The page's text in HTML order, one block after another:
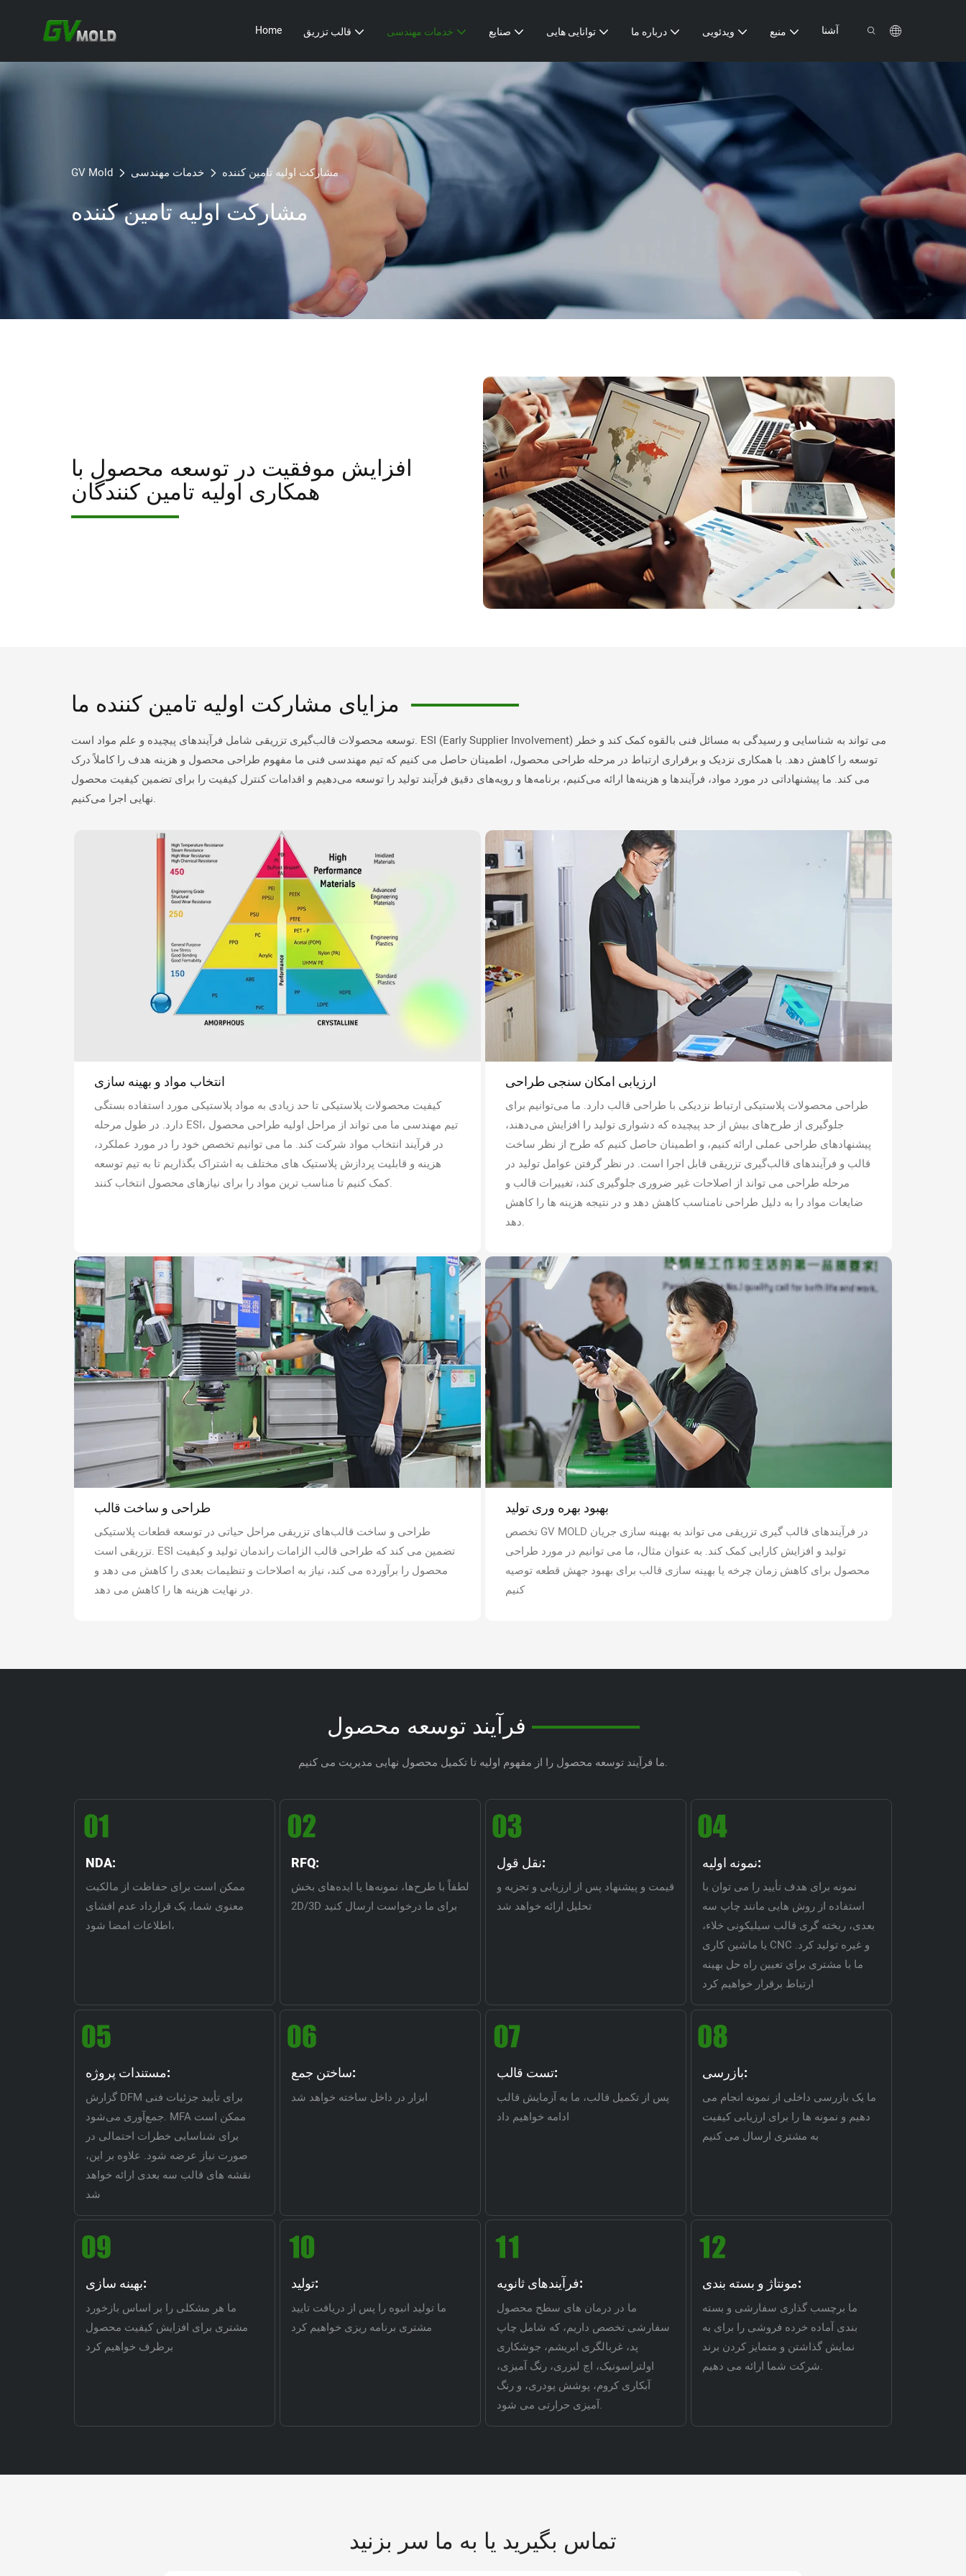
Home قالب تزریق خدمات مهندسی صنایع توانایی هایی درباره ما ویدئویی منبع آشنا
GV Mold خدمات مهندسی مشارکت اولیه تامین کننده
مشارکت اولیه تامین کننده
افزایش موفقیت در توسعه محصول با
همکاری اولیه تامین کنندگان
مزایای مشارکت اولیه تامین کننده ما
توسعه محصولات قالب‌گیری تزریقی شامل فرآیندهای پیچیده و علم مواد است. ESI (Early Supplier Involvement) می تواند به شناسایی و رسیدگی به مسائل فنی بالقوه کمک کند و خطر
توسعه را کاهش دهد. با همکاری نزدیک و برقراری ارتباط در مرحله طراحی محصول، اطمینان حاصل می کنیم که تیم مهندسی فنی ما مفهوم طراحی محصول و هزینه هدف را کاملاً درک
می کند. ما پیشنهاداتی در مورد مواد، فرآیندها و هزینه‌ها ارائه می‌کنیم، برنامه‌ها و رویه‌های دقیق فرآیند تولید را توسعه می‌دهیم و اقدامات کنترل کیفیت را برای تضمین کیفیت محصول
نهایی اجرا می‌کنیم.
انتخاب مواد و بهینه سازی
کیفیت محصولات پلاستیکی تا حد زیادی به مواد پلاستیکی مورد استفاده بستگی
دارد. در طول مرحله ESI، تیم مهندسی ما می تواند از مراحل اولیه طراحی محصول
در فرآیند انتخاب مواد شرکت کند. ما می توانیم تخصص خود را در مورد عملکرد،
هزینه و قابلیت پردازش پلاستیک های مختلف به اشتراک بگذاریم تا به تیم توسعه
کمک کنیم تا مناسب ترین مواد را برای نیازهای محصول انتخاب کنند.
ارزیابی امکان سنجی طراحی
طراحی محصولات پلاستیکی ارتباط نزدیکی با طراحی قالب دارد. ما می‌توانیم برای
جلوگیری از طرح‌های بیش از حد پیچیده که دشواری تولید را افزایش می‌دهند،
پیشنهادهای طراحی عملی ارائه کنیم، و اطمینان حاصل کنیم که طرح از نظر ساخت
قالب و فرآیندهای قالب‌گیری تزریقی قابل اجرا است. در نظر گرفتن عوامل تولید در
مرحله طراحی می تواند از اصلاحات غیر ضروری جلوگیری کند، تغییرات قالب و
ضایعات مواد را به دلیل طراحی نامناسب کاهش دهد و در نتیجه هزینه ها را کاهش
دهد.
طراحی و ساخت قالب
طراحی و ساخت قالب‌های تزریقی مراحل حیاتی در توسعه قطعات پلاستیکی
تزریقی است. ESI تضمین می کند که طراحی قالب الزامات راندمان تولید و کیفیت
محصول را برآورده می کند، نیاز به اصلاحات و تنظیمات بعدی را کاهش می دهد و
در نهایت هزینه ها را کاهش می دهد.
بهبود بهره وری تولید
تخصص GV MOLD در فرآیندهای قالب گیری تزریقی می تواند به بهینه سازی جریان
تولید و افزایش کارایی کمک کند. به عنوان مثال، ما می توانیم در مورد طراحی
محصول برای کاهش زمان چرخه یا بهینه سازی قالب برای بهبود جهش قطعه توصیه
کنیم
ما فرآیند توسعه محصول را از مفهوم اولیه تا تکمیل محصول نهایی مدیریت می کنیم.
NDA:
ممکن است برای حفاظت از مالکیت
معنوی شما، یک قرارداد عدم افشای
اطلاعات امضا شود،
RFQ:
لطفاً با طرح‌ها، نمونه‌ها یا ایده‌های بخش
2D/3D برای ما درخواست ارسال کنید
نقل قول:
قیمت و پیشنهاد پس از ارزیابی و تجزیه و
تحلیل ارائه خواهد شد
نمونه اولیه:
نمونه برای هدف تأیید را می توان با
استفاده از روش هایی مانند چاپ سه
بعدی، ریخته گری قالب سیلیکونی خلاء،
یا ماشین کاری CNC و غیره تولید کرد.
ما با مشتری برای تعیین راه حل بهینه
ارتباط برقرار خواهیم کرد
مستندات پروژه:
گزارش DFM برای تأیید جزئیات فنی
جمع‌آوری می‌شود. MFA ممکن است
برای شناسایی خطرات احتمالی در
صورت نیاز عرضه شود. علاوه بر این،
نقشه های قالب سه بعدی ارائه خواهد
شد
ساختن جمع:
ابزار در داخل ساخته خواهد شد
تست قالب:
پس از تکمیل قالب، ما به آزمایش قالب
ادامه خواهیم داد
بازرسی:
ما یک بازرسی داخلی از نمونه انجام می
دهیم و نمونه ها را برای ارزیابی کیفیت
به مشتری ارسال می کنیم
بهینه سازی:
ما هر مشکلی را بر اساس بازخورد
مشتری برای افزایش کیفیت محصول
برطرف خواهیم کرد
تولید:
ما تولید انبوه را پس از دریافت تایید
مشتری برنامه ریزی خواهیم کرد
فرآیندهای ثانویه:
ما در درمان های سطح محصول
سفارشی تخصص داریم، که شامل چاپ
پد، غربالگری ابریشم، جوشکاری
اولتراسونیک، اچ لیزری، رنگ آمیزی،
آبکاری کروم، پوشش پودری، و رنگ
آمیزی حرارتی می شود.
مونتاژ و بسته بندی:
ما برچسب گذاری سفارشی و بسته
بندی آماده خرده فروشی را برای به
نمایش گذاشتن و متمایز کردن برند
شرکت شما ارائه می دهیم.
تماس بگیرید یا به ما سر بزنید